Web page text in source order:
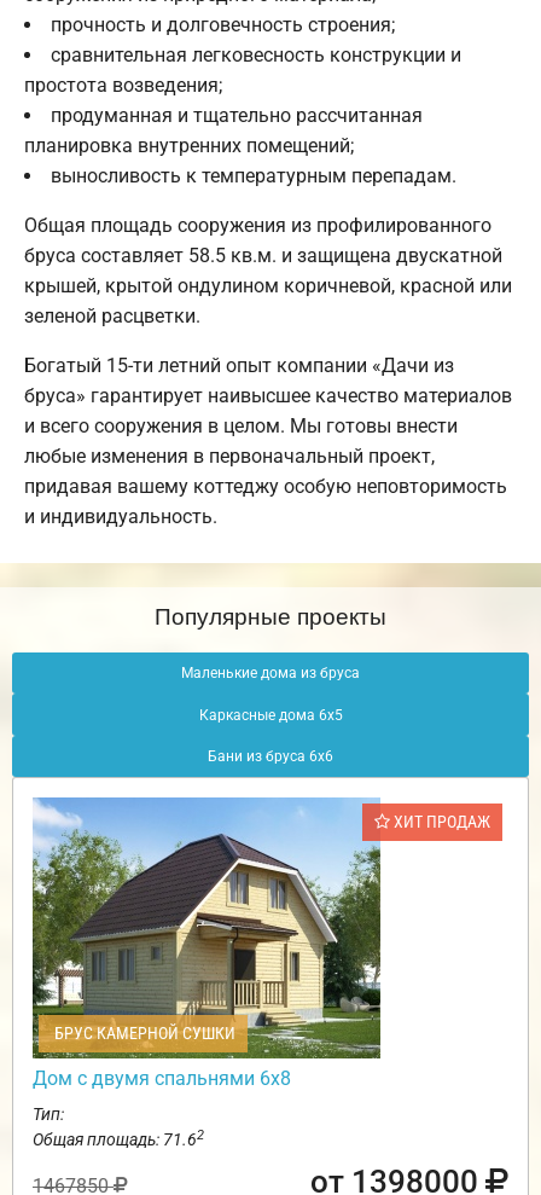
прочность и долговечность строения;
сравнительная легковесность конструкции и
простота возведения;
продуманная и тщательно рассчитанная
планировка внутренних помещений;
выносливость к температурным перепадам.
Общая площадь сооружения из профилированного
бруса составляет 58.5 кв.м. и защищена двускатной
крышей, крытой ондулином коричневой, красной или
зеленой расцветки.
Богатый 15-ти летний опыт компании «Дачи из
бруса» гарантирует наивысшее качество материалов
и всего сооружения в целом. Мы готовы внести
любые изменения в первоначальный проект,
придавая вашему коттеджу особую неповторимость
и индивидуальность.
Популярные проекты
Маленькие дома из бруса
Каркасные дома 6х5
Бани из бруса 6х6
ХИТ ПРОДАЖ
БРУС КАМЕРНОЙ СУШКИ
Дом с двумя спальнями 6х8
Тип:
Общая площадь: 71.62
1467850 от 1398000